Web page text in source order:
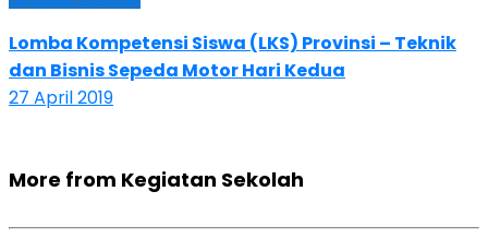
Lomba Kompetensi Siswa (LKS) Provinsi – Teknik
dan Bisnis Sepeda Motor Hari Kedua
27 April 2019
More from Kegiatan Sekolah